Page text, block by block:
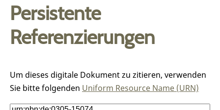
Persistente
Referenzierungen
Um dieses digitale Dokument zu zitieren, verwenden
Sie bitte folgenden Uniform Resource Name (URN)